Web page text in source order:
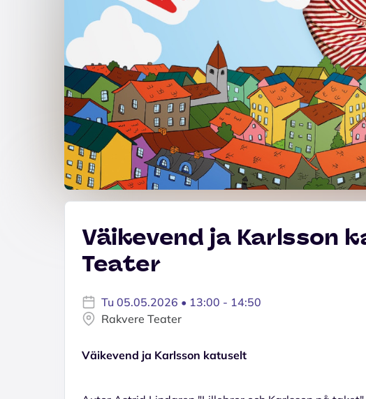
Väikevend ja Karlsson
Teater
Tu 05.05.2026 • 13:00 - 14:50
Rakvere Teater
Väikevend ja Karlsson katuselt